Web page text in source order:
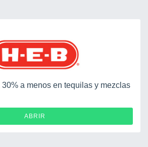
30% a menos en tequilas y mezclas
ABRIR